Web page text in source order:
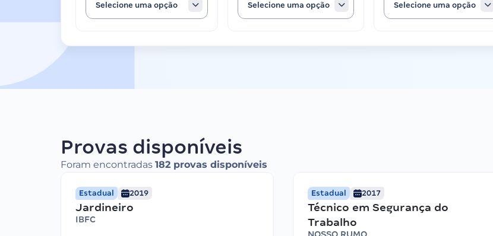
Selecione uma opção Selecione uma opção Selecione uma opção
Provas disponíveis
Foram encontradas 182 provas disponíveis
Estadual 2019
Jardineiro
IBFC
Estadual 2017
Técnico em Segurança do
Trabalho